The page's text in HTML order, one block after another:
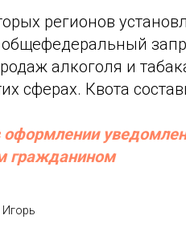
регионов
алкоголя и
сферах. Квота
гражданином
Игорь